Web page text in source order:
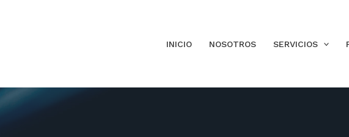
INICIO NOSOTROS SERVICIOS